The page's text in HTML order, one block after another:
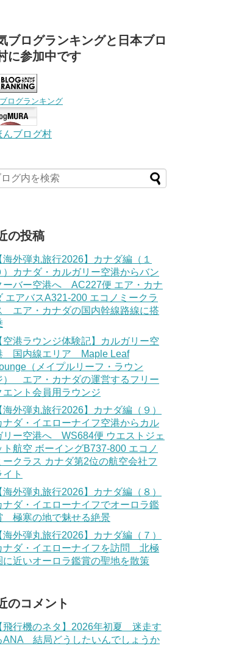
ブログランキングと日本ブロ
に参加中です
ログランキング
んブログ村
の投稿
海外弾丸旅行2026】カナダ編（１
）カナダ・カルガリー空港からバン
ーバー空港へ AC227便 エア・カナ
エアバスA321-200 エコノミークラ
エア・カナダの国内幹線路線に搭
空港ラウンジ体験記】カルガリー空
国内線エリア Maple Leaf
（メイプルリーフ・ラウン
） エア・カナダの運営するフリー
エント会員用ラウンジ
海外弾丸旅行2026】カナダ編（９）
ナダ・イエローナイフ空港からカル
リー空港へ WS684便 ウエストジェ
ト航空 ボーイングB737-800 エコノ
ークラス カナダ第2位の航空会社フ
イト
海外弾丸旅行2026】カナダ編（８）
ナダ・イエローナイフでオーロラ鑑
極寒の地で魅せる絶景
海外弾丸旅行2026】カナダ編（７）
ナダ・イエローナイフを訪問 北極
に近いオーロラ鑑賞の聖地を散策
のコメント
飛行機のネタ】2026年初夏 迷走す
ANA 結局どうしたいんでしょうか